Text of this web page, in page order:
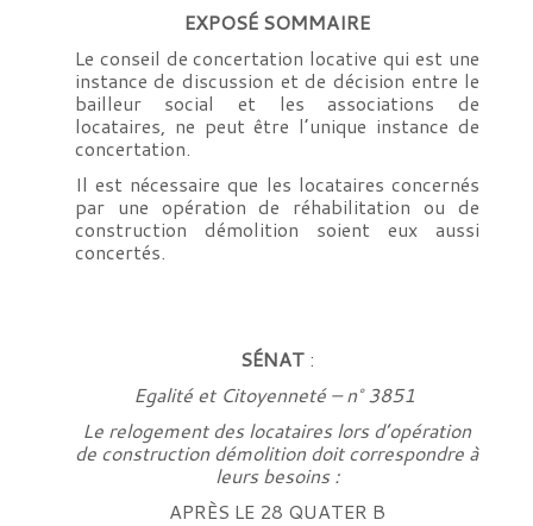
EXPOSÉ SOMMAIRE
Le conseil de concertation locative qui est une
instance de discussion et de décision entre le
bailleur social et les associations de
locataires, ne peut être l’unique instance de
concertation.
Il est nécessaire que les locataires concernés
par une opération de réhabilitation ou de
construction démolition soient eux aussi
concertés.
SÉNAT:
Egalité et Citoyenneté – n° 3851
Le relogement des locataires lors d’opération
de construction démolition doit correspondre à
leurs besoins :
APRÈS LE 28 QUATER B